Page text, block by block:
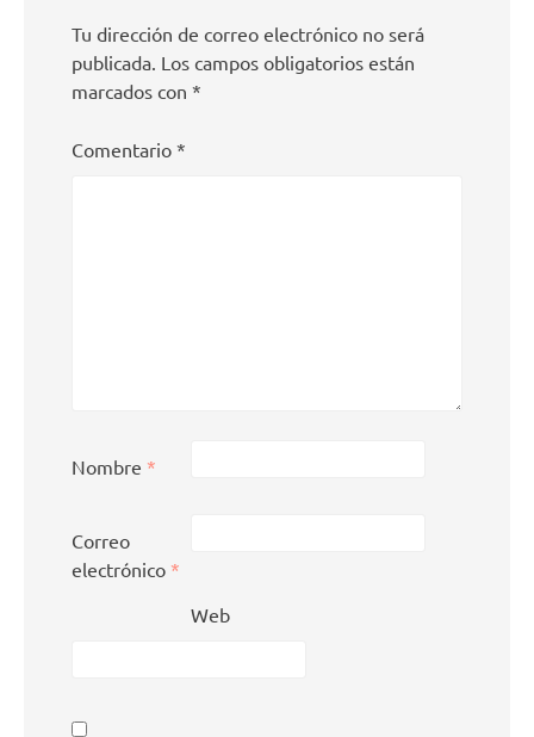
Tu dirección de correo electrónico no será
publicada. Los campos obligatorios están
marcados con *
Comentario *
Nombre *
Correo
electrónico *
Web